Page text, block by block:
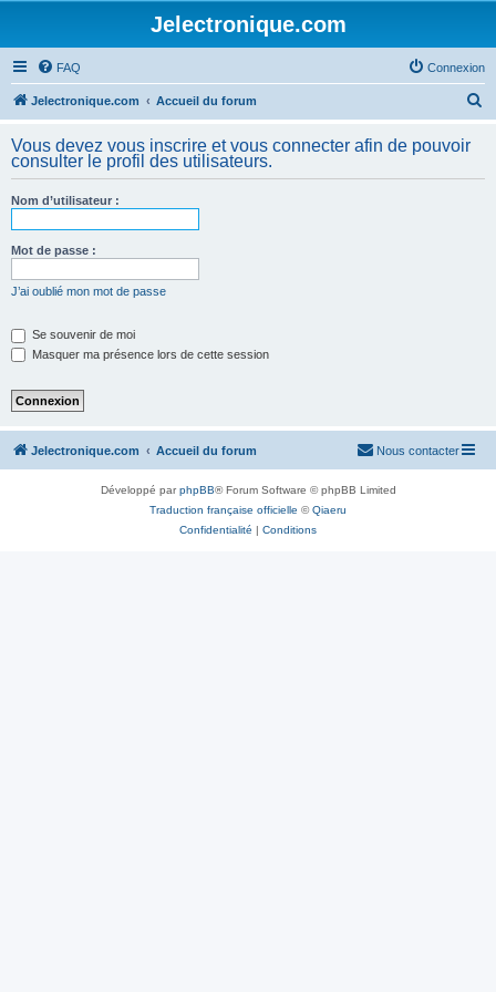
Jelectronique.com
FAQ Connexion
Jelectronique.com Accueil du forum
h
Vous devez vous inscrire et vous connecter afin de pouvoir
consulter le profil des utilisateurs.
Nom d’utilisateur :
Mot de passe :
J’ai oublié mon mot de passe
Se souvenir de moi
Masquer ma présence lors de cette session
Jelectronique.com Accueil du forum Nous contacter
Développé parphpBB® Forum Software © phpBB Limited
Traduction française officielle ©Qiaeru
Confidentialité | Conditions